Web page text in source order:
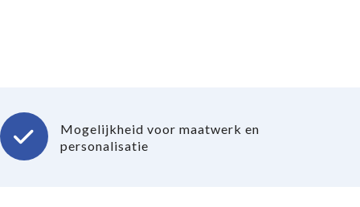
Mogelijkheid voor maatwerk en
personalisatie